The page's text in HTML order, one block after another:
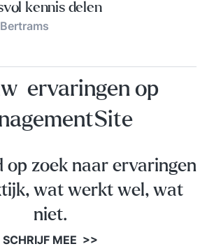
kennis delen
ervaringen op
op zoek naar ervaringen
wat werkt wel, wat
niet.
SCHRIJF MEE >>